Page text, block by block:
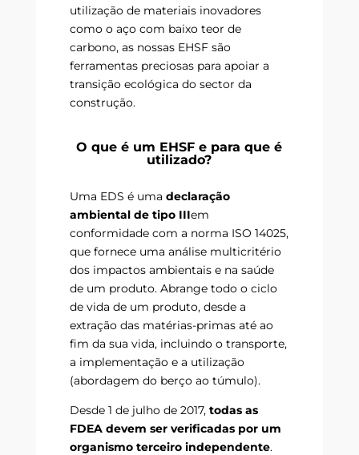
utilização de materiais inovadores
como o aço com baixo teor de
carbono, as nossas EHSF são
ferramentas preciosas para apoiar a
transição ecológica do sector da
construção.
O que é um EHSF e para que é
utilizado?
Uma EDS é uma declaração
ambiental de tipo IIIem
conformidade com a norma ISO 14025,
que fornece uma análise multicritério
dos impactos ambientais e na saúde
de um produto. Abrange todo o ciclo
de vida de um produto, desde a
extração das matérias-primas até ao
fim da sua vida, incluindo o transporte,
a implementação e a utilização
(abordagem do berço ao túmulo).
Desde 1 de julho de 2017, todas as
FDEA devem ser verificadas por um
organismo terceiro independente.